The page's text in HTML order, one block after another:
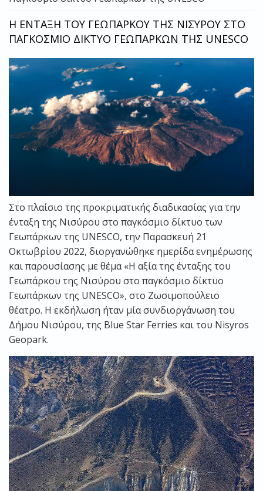
Η ΕΝΤΑΞΗ ΤΟΥ ΓΕΩΠΑΡΚΟΥ ΤΗΣ ΝΙΣΥΡΟΥ ΣΤΟ
ΠΑΓΚΟΣΜΙΟ ΔΙΚΤΥΟ ΓΕΩΠΑΡΚΩΝ ΤΗΣ UNESCO
Στο πλαίσιο της προκριματικής διαδικασίας για την
ένταξη της Νισύρου στο παγκόσμιο δίκτυο των
Γεωπάρκων της UNESCO, την Παρασκευή 21
Οκτωβρίου 2022, διοργανώθηκε ημερίδα ενημέρωσης
και παρουσίασης με θέμα «Η αξία της ένταξης του
Γεωπάρκου της Νισύρου στο παγκόσμιο δίκτυο
Γεωπάρκων της UNESCO», στο Ζωσιμοπούλειο
θέατρο. Η εκδήλωση ήταν μία συνδιοργάνωση του
Δήμου Νισύρου, της Blue Star Ferries και του Nisyros
Geopark.